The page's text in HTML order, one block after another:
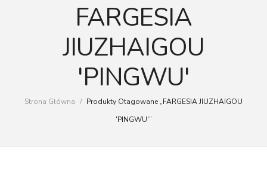
Kontakt
FARGESIA
JIUZHAIGOU
'PINGWU'
Strona Główna / Produkty Otagowane „FARGESIA JIUZHAIGOU
'PINGWU'”